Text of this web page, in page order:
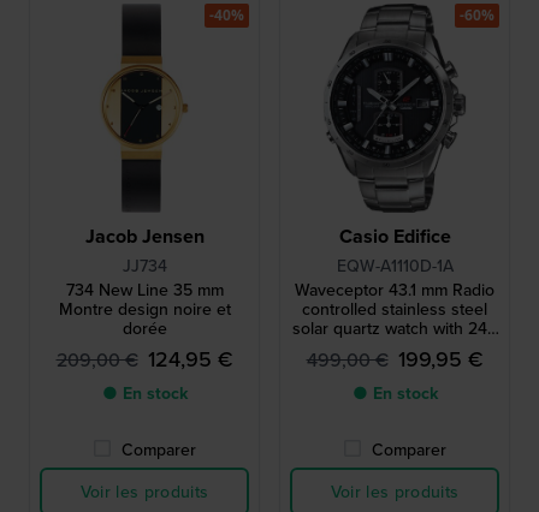
Jacob Jensen
JJ734
734 New Line 35 mm
Montre design noire et
dorée
209,00 € 124,95 €
● En stock
Comparer
Voir les produits
-40%
Casio Edifice
EQW-A1110D-1A
Waveceptor 43.1 mm Radio
controlled stainless steel
solar quartz watch with 24h
indicator
499,00 € 199,95 €
● En stock
Comparer
Voir les produits
-60%